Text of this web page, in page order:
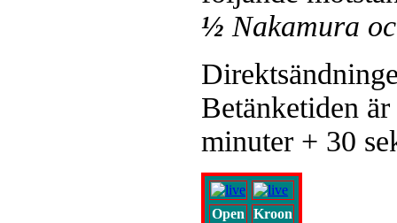
½ Nakamura
Betänketiden
minuter + 30
Open Kroon